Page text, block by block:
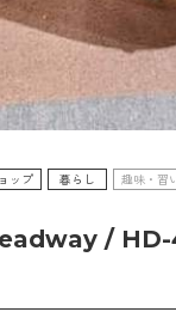
ップ 暮らし 趣味・習
/ HD-